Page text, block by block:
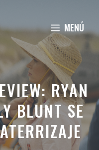
MENÚ
RYAN
BLUNT SE